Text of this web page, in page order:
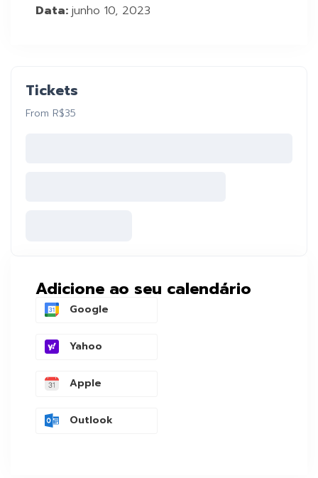
Data: junho 10, 2023
Tickets
From R$35
Adicione ao seu calendário
Google
Yahoo
Apple
Outlook